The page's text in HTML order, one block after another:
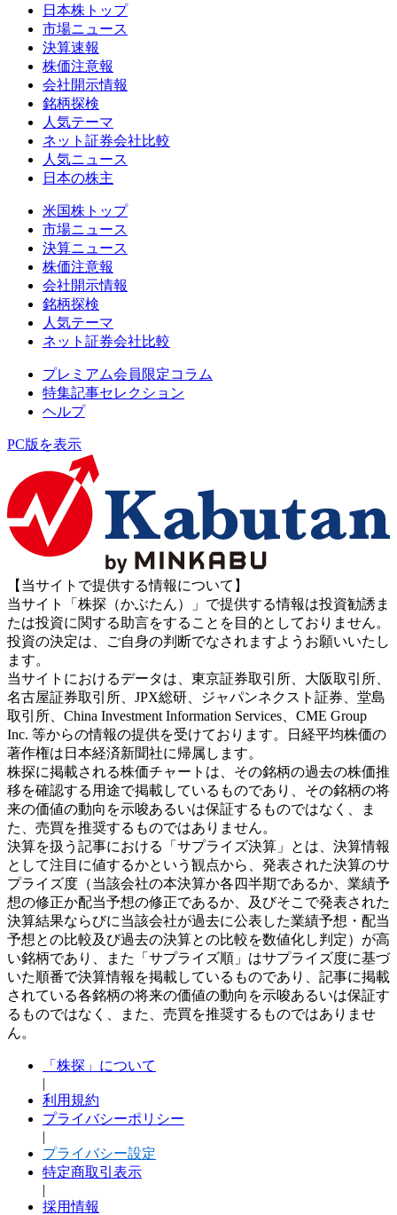
日本株トップ
市場ニュース
決算速報
株価注意報
会社開示情報
銘柄探検
人気テーマ
ネット証券会社比較
人気ニュース
日本の株主
米国株トップ
市場ニュース
決算ニュース
株価注意報
会社開示情報
銘柄探検
人気テーマ
ネット証券会社比較
プレミアム会員限定コラム
特集記事セレクション
ヘルプ
PC版を表示
【当サイトで提供する情報について】
当サイト「株探（かぶたん）」で提供する情報は投資勧誘ま
たは投資に関する助言をすることを目的としておりません。
投資の決定は、ご自身の判断でなされますようお願いいたし
ます。
当サイトにおけるデータは、東京証券取引所、大阪取引所、
名古屋証券取引所、JPX総研、ジャパンネクスト証券、堂島
取引所、China Investment Information Services、CME Group
Inc. 等からの情報の提供を受けております。日経平均株価の
著作権は日本経済新聞社に帰属します。
株探に掲載される株価チャートは、その銘柄の過去の株価推
移を確認する用途で掲載しているものであり、その銘柄の将
来の価値の動向を示唆あるいは保証するものではなく、ま
た、売買を推奨するものではありません。
決算を扱う記事における「サプライズ決算」とは、決算情報
として注目に値するかという観点から、発表された決算のサ
プライズ度（当該会社の本決算か各四半期であるか、業績予
想の修正か配当予想の修正であるか、及びそこで発表された
決算結果ならびに当該会社が過去に公表した業績予想・配当
予想との比較及び過去の決算との比較を数値化し判定）が高
い銘柄であり、また「サプライズ順」はサプライズ度に基づ
いた順番で決算情報を掲載しているものであり、記事に掲載
されている各銘柄の将来の価値の動向を示唆あるいは保証す
るものではなく、また、売買を推奨するものではありませ
ん。
「株探」について
|
利用規約
プライバシーポリシー
|
プライバシー設定
特定商取引表示
|
採用情報